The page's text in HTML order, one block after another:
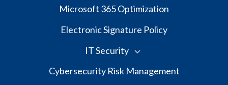
Microsoft 365 Optimization
Electronic Signature Policy
IT Security
Cybersecurity Risk Management